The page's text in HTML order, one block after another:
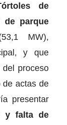
de
de parque
MW),
y que
del proceso
de actas de
presentar
y falta de